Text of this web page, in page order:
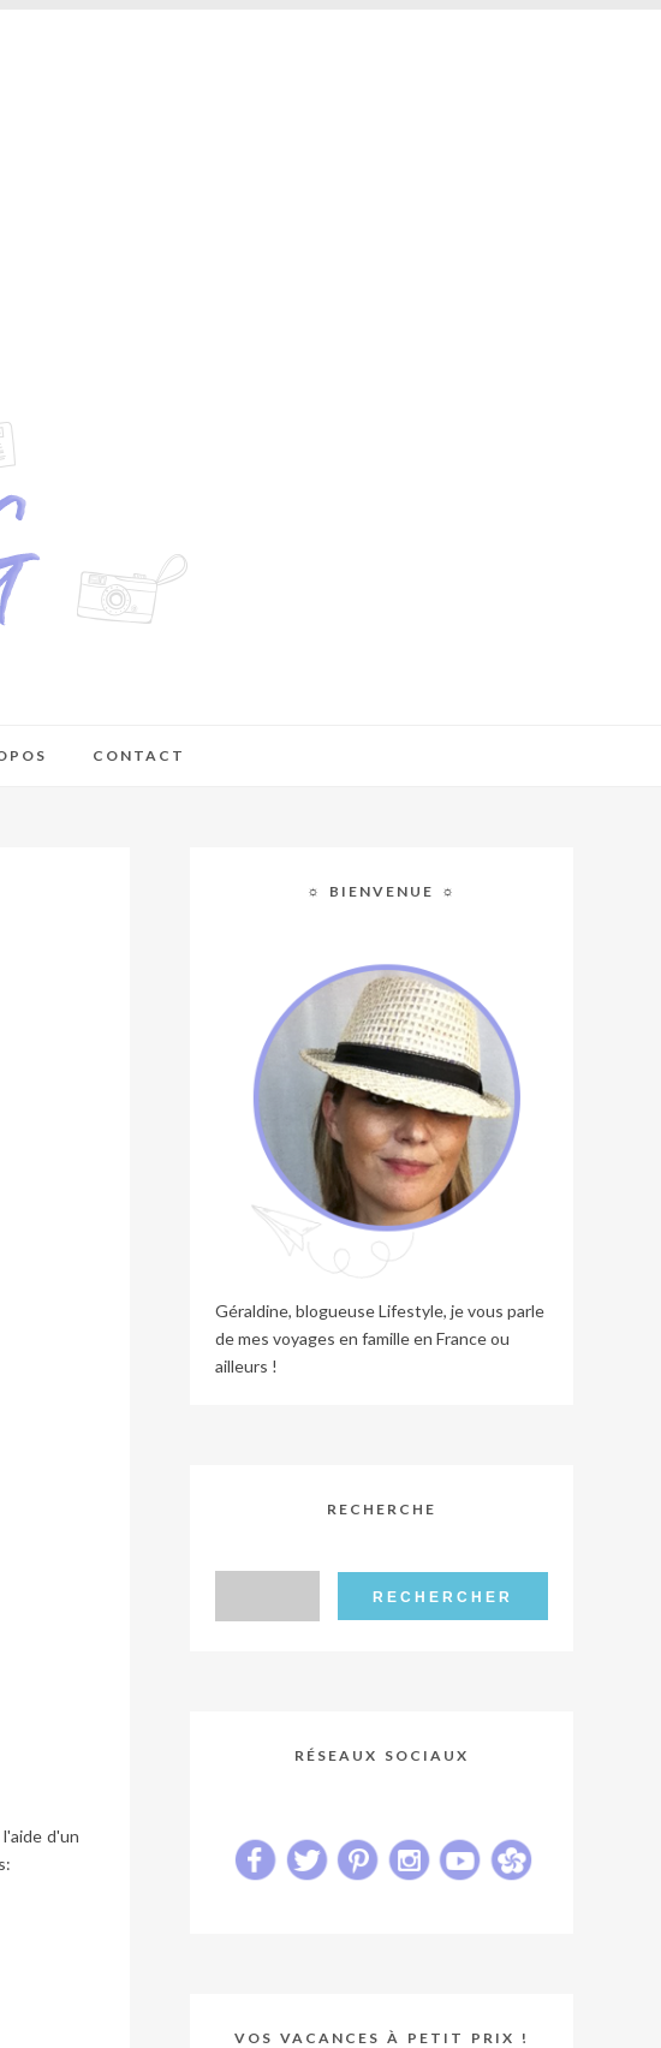
CONTACT
d'un
☼ BIENVENUE ☼
Géraldine, blogueuse Lifestyle, je vous parle
de mes voyages en famille en France ou
ailleurs !
RECHERCHE
RÉSEAUX SOCIAUX
VOS VACANCES À PETIT PRIX !